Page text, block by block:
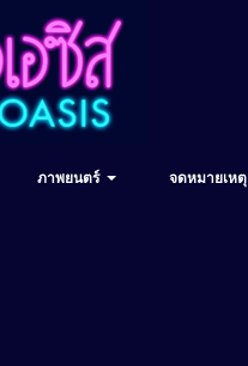
ภาพยนตร์ จดหมายเหตุ